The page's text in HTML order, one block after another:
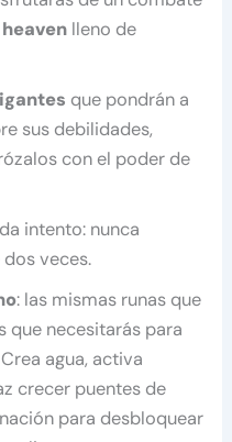
lleno de
que pondrán a
sus debilidades,
con el poder de
intento: nunca
veces.
: las mismas runas que
que necesitarás para
agua, activa
crecer puentes de
para desbloquear